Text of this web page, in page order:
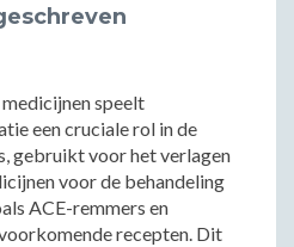
speelt
een cruciale rol in de
gebruikt voor het verlagen
voor de behandeling
ACE-remmers en
recepten. Dit